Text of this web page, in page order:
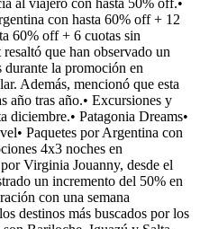
con hasta 60% off + 12
60% off + 6 cuotas sin
que han observado un
durante la promoción en
Además, mencionó que esta
año tras año.• Excursiones y
diciembre.• Patagonia Dreams•
Paquetes por Argentina con
4x3 noches en
Virginia Jouanny, desde el
un incremento del 50% en
con una semana
destinos más buscados por los